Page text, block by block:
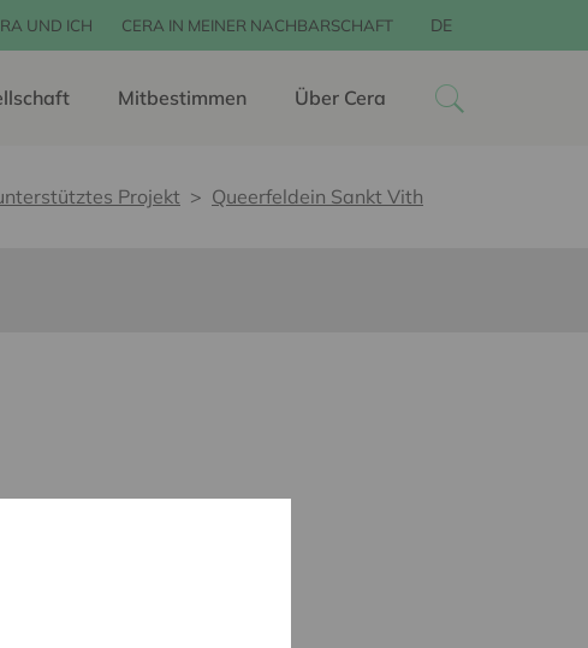
UND ICH CERA IN MEINER NACHBARSCHAFT DE
Mitbestimmen Über Cera
Projekt Queerfeldein Sankt Vith